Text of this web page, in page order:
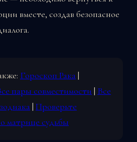
вместе, создав безопасное
Гороскоп Рака|
пары совместимости | Все
| Проверьте
матрице судьбы